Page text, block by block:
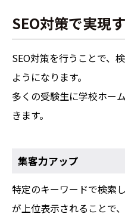
SEO対策で実現
SEO対策を行うことで、
ようになります。
多くの受験生に学校ホー
きます。
集客力アップ
特定のキーワードで検索
が上位表示されることで